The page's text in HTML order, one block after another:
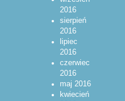
2016
sierpień
2016
lipiec
2016
czerwiec
2016
maj 2016
kwiecień